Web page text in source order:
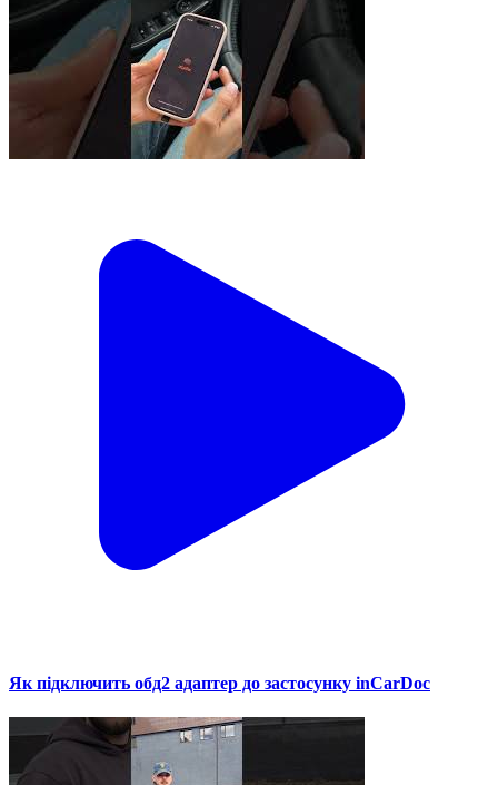
Як підключить обд2 адаптер до застосунку inCarDoc